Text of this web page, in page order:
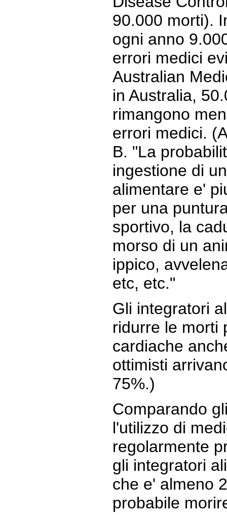
90.000 morti).
ogni anno
errori medici
Australian
in Australia,
rimangono
errori medici.
B. "La
ingestione di
alimentare e'
per una
sportivo, la
morso di un
ippico,
etc, etc."
Gli integratori
ridurre le morti
cardiache
ottimisti
75%.)
Comparando
l'utilizzo di
regolarmente
gli integratori
che e' almeno
probabile